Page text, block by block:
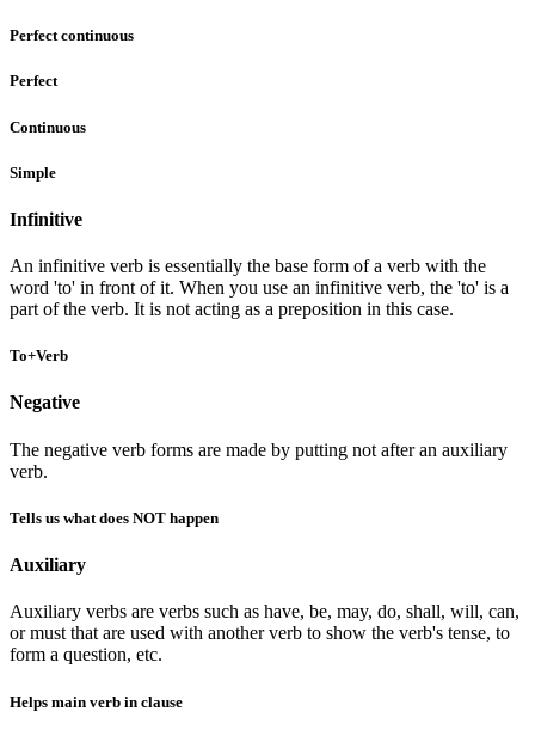
Perfect continuous
Perfect
Continuous
Simple
Infinitive
An infinitive verb is essentially the base form of a verb with the
word 'to' in front of it. When you use an infinitive verb, the 'to' is a
part of the verb. It is not acting as a preposition in this case.
To+Verb
Negative
The negative verb forms are made by putting not after an auxiliary
verb.
Tells us what does NOT happen
Auxiliary
Auxiliary verbs are verbs such as have, be, may, do, shall, will, can,
or must that are used with another verb to show the verb's tense, to
form a question, etc.
Helps main verb in clause